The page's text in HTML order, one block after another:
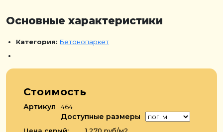
Основные характеристики
Категория: Бетонопаркет
Стоимость
Артикул 464
Доступные размеры
Цена серый:
1 270 руб/м2